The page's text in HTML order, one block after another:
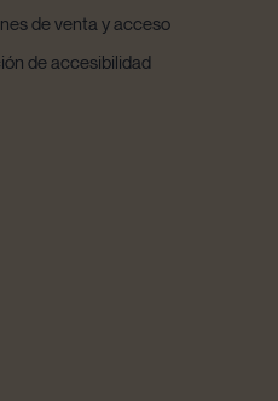
de venta y acceso
de accesibilidad